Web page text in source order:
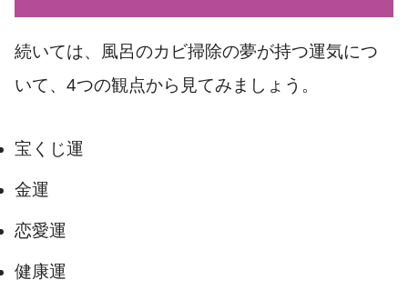
続いては、風呂のカビ掃除の夢が持つ運気につ
いて、4つの観点から見てみましょう。
宝くじ運
金運
恋愛運
健康運